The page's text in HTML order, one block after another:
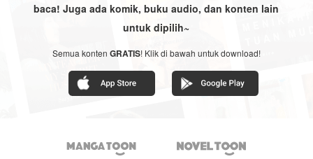
baca! Juga ada komik, buku audio, dan konten lain
untuk dipilih~
Semua konten GRATIS! Klik di bawah untuk download!
 